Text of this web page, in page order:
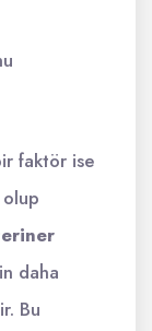
faktör ise
daha
Bu